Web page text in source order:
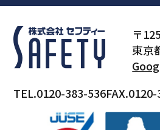
〒
東京
TEL.0120-383-536